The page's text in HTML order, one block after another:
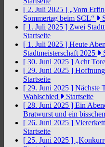
[ 2. Juli 2025 ] „Vom
Sommertag beim SCL“
[ 1. Juli 2025 ] Zwei
Startseite
[ 1. Juli 2025 ] Heute
Stadtmeisterschaft 2025
[ 30. Juni 2025 ] Acht
[ 29. Juni 2025 ]
Startseite
[ 29. Juni 2025 ] Nächste
Wahlschied
Startseite
[ 28. Juni 2025 ] Ein
Bratwurst und ein
[ 26. Juni 2025 ]
Startseite
[ 25. Juni 2025 ]